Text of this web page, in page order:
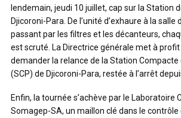
lendemain, jeudi 10 juillet, cap sur la Station
Djicoroni-Para. De l’unité d’exhaure à la
passant par les filtres et les décanteurs,
est scruté. La Directrice générale met à
demander la relance de la Station
(SCP) de Djicoroni-Para, restée à l’arrêt
Enfin, la tournée s’achève par le Laboratoire
Somagep-SA, un maillon clé dans le contrôle